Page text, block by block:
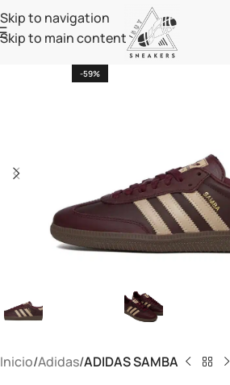
Skip to navigation
Skip to main content
-59%
Inicio Adidas ADIDAS SAMBA